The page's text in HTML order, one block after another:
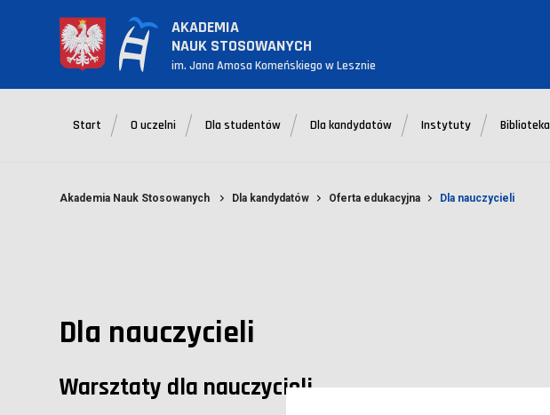
AKADEMIA
NAUK STOSOWANYCH
im. Jana Amosa Komeńskiego w Lesznie
Start O uczelni Dla studentów Dla kandydatów Instytuty Biblioteka
Akademia Nauk Stosowanych Dla kandydatów Oferta edukacyjna Dla nauczycieli
Dla nauczycieli
Warsztaty dla nauczycieli